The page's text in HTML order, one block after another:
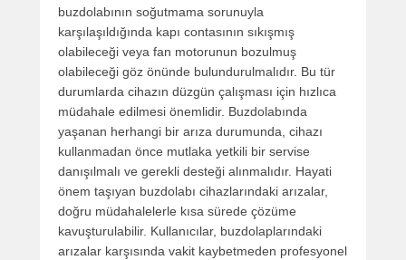
buzdolabının soğutmama sorunuyla
karşılaşıldığında kapı contasının sıkışmış
olabileceği veya fan motorunun bozulmuş
olabileceği göz önünde bulundurulmalıdır. Bu tür
durumlarda cihazın düzgün çalışması için hızlıca
müdahale edilmesi önemlidir. Buzdolabında
yaşanan herhangi bir arıza durumunda, cihazı
kullanmadan önce mutlaka yetkili bir servise
danışılmalı ve gerekli desteği alınmalıdır. Hayati
önem taşıyan buzdolabı cihazlarındaki arızalar,
doğru müdahalelerle kısa sürede çözüme
kavuşturulabilir. Kullanıcılar, buzdolaplarındaki
arızalar karşısında vakit kaybetmeden profesyonel